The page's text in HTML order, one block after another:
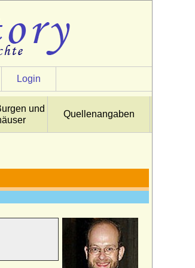
Login
und
Quellenangaben